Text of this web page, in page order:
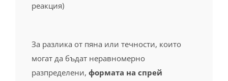
реакция)
За разлика от пяна или течности, които
могат да бъдат неравномерно
разпределени, формата на спрей